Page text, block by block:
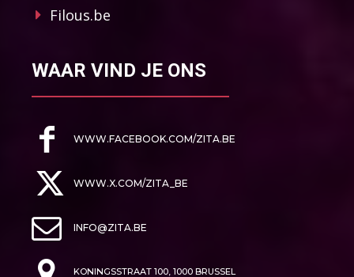
Filous.be
WAAR VIND JE ONS
WWW.FACEBOOK.COM/ZITA.BE
WWW.X.COM/ZITA_BE
INFO@ZITA.BE
KONINGSSTRAAT 100, 1000 BRUSSEL